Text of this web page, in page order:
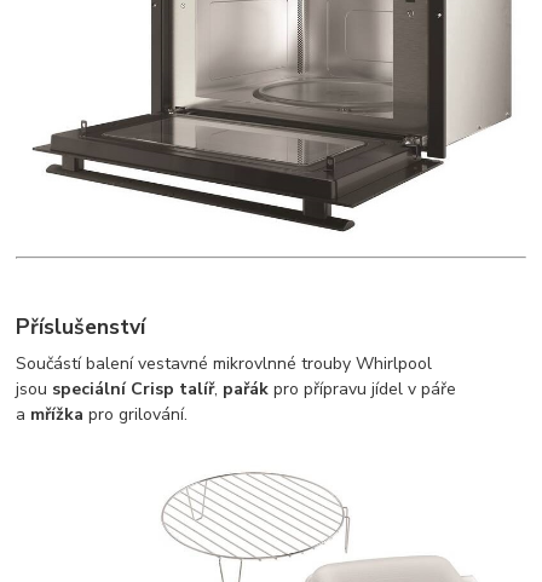
Příslušenství
Součástí balení vestavné mikrovlnné trouby Whirlpool
jsou speciální Crisp talíř, pařák pro přípravu jídel v páře
a mřížka pro grilování.